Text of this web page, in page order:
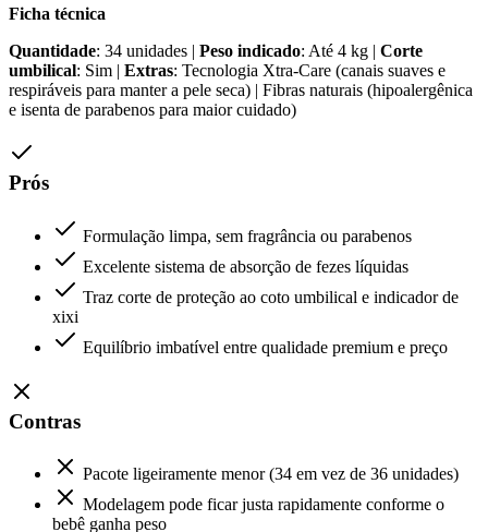
Ficha técnica
Quantidade: 34 unidades | Peso indicado: Até 4 kg | Corte
umbilical: Sim | Extras: Tecnologia Xtra-Care (canais suaves e
respiráveis para manter a pele seca) | Fibras naturais (hipoalergênica
e isenta de parabenos para maior cuidado)
Prós
Formulação limpa, sem fragrância ou parabenos
Excelente sistema de absorção de fezes líquidas
Traz corte de proteção ao coto umbilical e indicador de
xixi
Equilíbrio imbatível entre qualidade premium e preço
Contras
Pacote ligeiramente menor (34 em vez de 36 unidades)
Modelagem pode ficar justa rapidamente conforme o
bebê ganha peso